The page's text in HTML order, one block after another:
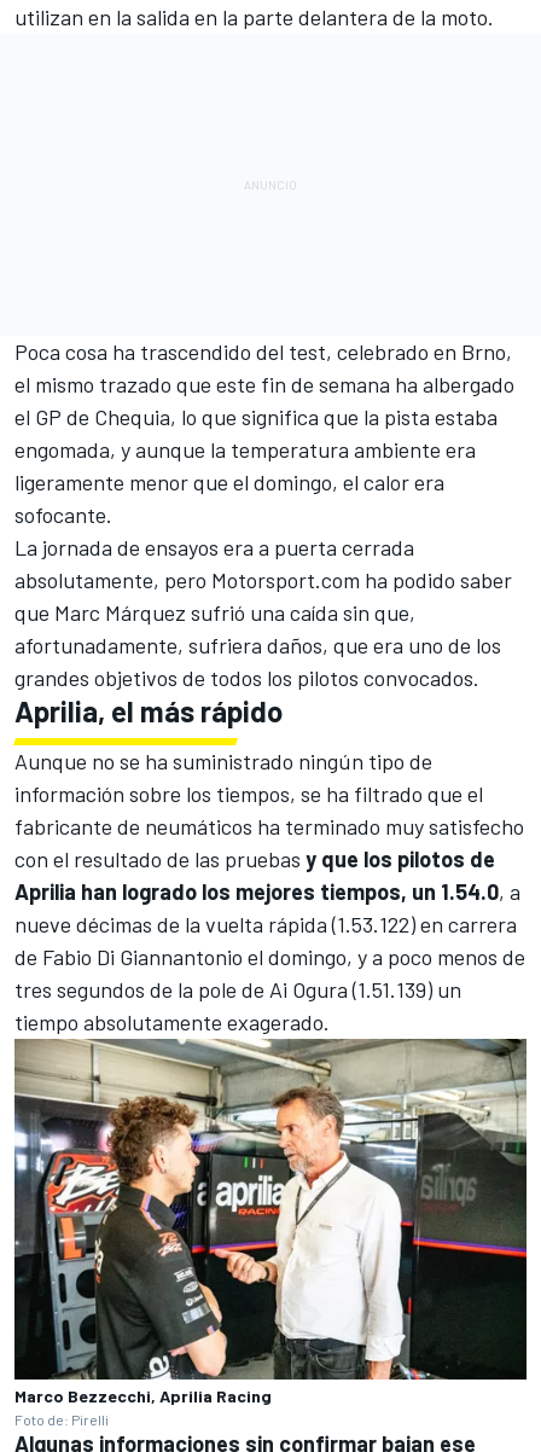
utilizan en la salida en la parte delantera de la moto.
Poca cosa ha trascendido del test, celebrado en Brno,
el mismo trazado que este fin de semana ha albergado
el GP de Chequia, lo que significa que la pista estaba
engomada, y aunque la temperatura ambiente era
ligeramente menor que el domingo, el calor era
sofocante.
La jornada de ensayos era a puerta cerrada
absolutamente, pero Motorsport.com ha podido saber
que Marc Márquez sufrió una caída sin que,
afortunadamente, sufriera daños, que era uno de los
grandes objetivos de todos los pilotos convocados.
Aprilia, el más rápido
Aunque no se ha suministrado ningún tipo de
información sobre los tiempos, se ha filtrado que el
fabricante de neumáticos ha terminado muy satisfecho
con el resultado de las pruebas y que los pilotos de
Aprilia han logrado los mejores tiempos, un 1.54.0, a
nueve décimas de la vuelta rápida (1.53.122) en carrera
de Fabio Di Giannantonio el domingo, y a poco menos de
tres segundos de la pole de Ai Ogura(1.51.139) un
tiempo absolutamente exagerado.
Marco Bezzecchi, Aprilia Racing
Foto de: Pirelli
Algunas informaciones sin confirmar bajan ese